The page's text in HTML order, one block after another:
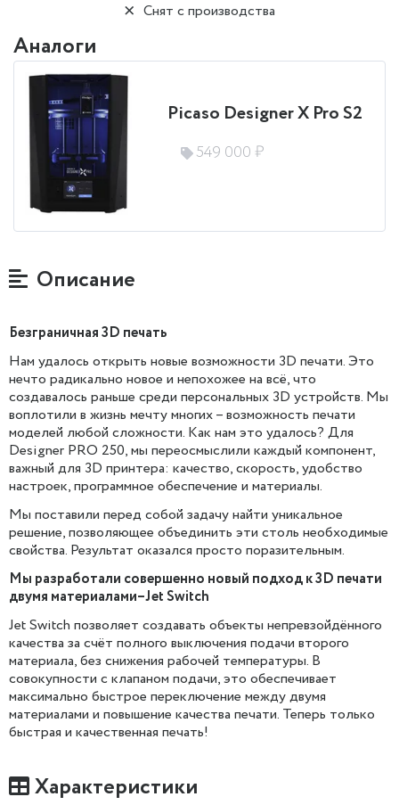
Снят с производства
Аналоги
Picaso Designer X Pro S2
549 000 ₽
Описание
Безграничная 3D печать
Нам удалось открыть новые возможности 3D печати. Это
нечто радикально новое и непохожее на всё, что
создавалось раньше среди персональных 3D устройств. Мы
воплотили в жизнь мечту многих – возможность печати
моделей любой сложности. Как нам это удалось? Для
Designer PRO 250, мы переосмыслили каждый компонент,
важный для 3D принтера: качество, скорость, удобство
настроек, программное обеспечение и материалы.
Мы поставили перед собой задачу найти уникальное
решение, позволяющее объединить эти столь необходимые
свойства. Результат оказался просто поразительным.
Мы разработали совершенно новый подход к 3D печати
двумя материалами–Jet Switch
Jet Switch позволяет создавать объекты непревзойдённого
качества за счёт полного выключения подачи второго
материала, без снижения рабочей температуры. В
совокупности с клапаном подачи, это обеспечивает
максимально быстрое переключение между двумя
материалами и повышение качества печати. Теперь только
быстрая и качественная печать!
Характеристики